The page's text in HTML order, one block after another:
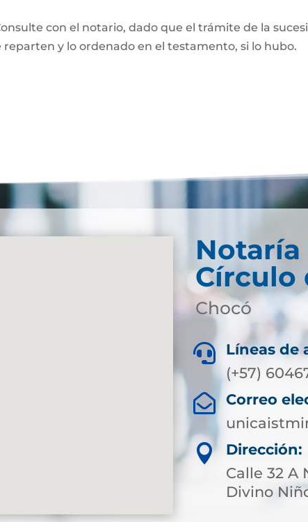
con el notario, dado que el trámite de la
reparten y lo ordenado en el testamento, si lo hubo.
Notaría
Círculo
Chocó

Líneas de
(+57)

Correo

Dirección:
Calle 32 A
Divino